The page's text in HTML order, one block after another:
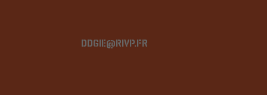
DDGIE@RIVP.FR